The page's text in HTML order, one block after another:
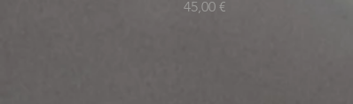
Preis
45,00 €